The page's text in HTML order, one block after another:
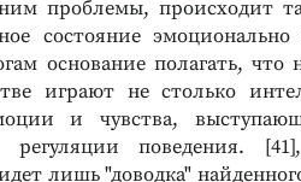
проблемы, происходит
состояние
основание полагать,
играют не столько
и чувства,
регуляции поведения.
лишь "доводка"